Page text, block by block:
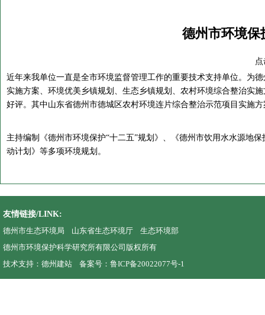
德州市环境
近年来我单位一直是全市环境监督管理工作的重要技术支持单位。为
实施方案、环境优美乡镇规划、生态乡镇规划、农村环境综合整治实
好评。其中山东省德州市德城区农村环境连片综合整治示范项目实施
主持编制《德州市环境保护“十二五”规划》、《德州市饮用水水源地
动计划》等多项环境规划。
友情链接/LINK:
德州市生态环境局
山东省生态环境厅
生态环境部
德州市环境保护科学研究所有限公司版权所有
技术支持： 德州建站 备案号： 鲁ICP备20022077号-1